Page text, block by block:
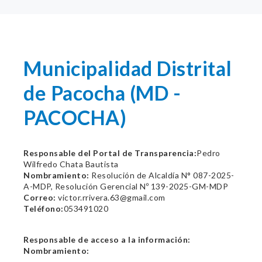
Municipalidad Distrital
de Pacocha (MD -
PACOCHA)
Responsable del Portal de Transparencia:Pedro
Wilfredo Chata Bautista
Nombramiento: Resolución de Alcaldía N° 087-2025-
A-MDP, Resolución Gerencial Nº 139-2025-GM-MDP
Correo: victor.rrivera.63@gmail.com
Teléfono:053491020
Responsable de acceso a la información:
Nombramiento: